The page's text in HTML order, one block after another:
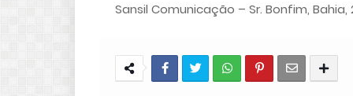
Sansil Comunicação – Sr. Bonfim, Bahia,